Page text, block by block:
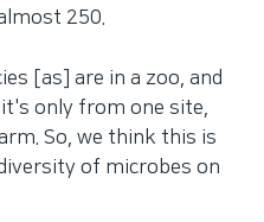
250.
[as] are in a zoo, and
only from one site,
So, we think this is
of microbes on